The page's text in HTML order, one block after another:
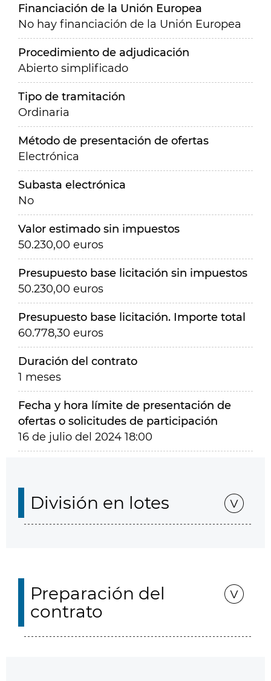
Financiación de la Unión Europea
No hay financiación de la Unión Europea
Procedimiento de adjudicación
Abierto simplificado
Tipo de tramitación
Ordinaria
Método de presentación de ofertas
Electrónica
Subasta electrónica
No
Valor estimado sin impuestos
50.230,00 euros
Presupuesto base licitación sin impuestos
50.230,00 euros
Presupuesto base licitación. Importe total
60.778,30 euros
Duración del contrato
1 meses
Fecha y hora límite de presentación de
ofertas o solicitudes de participación
16 de julio del 2024 18:00
División en lotes
Preparación del
contrato